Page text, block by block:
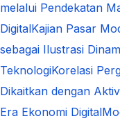
melalui Pendekatan
DigitalKajian Pasar
sebagai Ilustrasi
TeknologiKorelasi
Dikaitkan dengan
Era Ekonomi Digital